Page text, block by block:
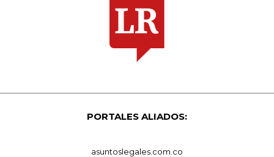
PORTALES ALIADOS:
asuntoslegales.com.co